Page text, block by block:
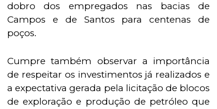
dobro dos empregados nas bacias de
Campos e de Santos para centenas de
poços.
Cumpre também observar a importância
de respeitar os investimentos já realizados e
a expectativa gerada pela licitação de blocos
de exploração e produção de petróleo que